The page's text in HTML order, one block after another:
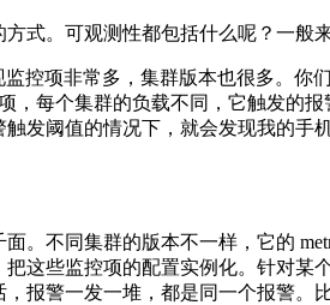
式。可观测性都包括什么呢？一般
控项非常多，集群版本也很多。你
，每个集群的负载不同，它触发的
发阈值的情况下，就会发现我的手
。不同集群的版本不一样，它的
这些监控项的配置实例化。针对某
报警一发一堆，都是同一个报警。